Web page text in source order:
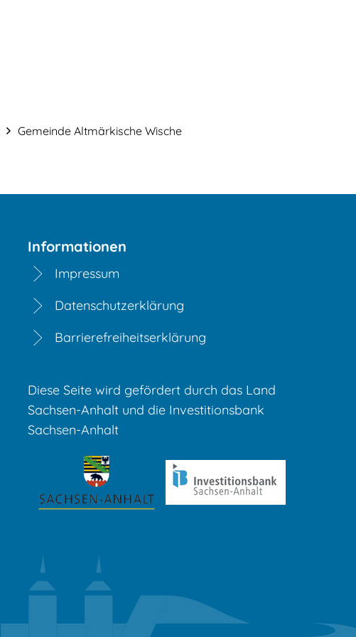
Gemeinde Altmärkische Wische
Informationen
Impressum
Datenschutzerklärung
Barrierefreiheitserklärung
Diese Seite wird gefördert durch das Land
Sachsen-Anhalt und die Investitionsbank
Sachsen-Anhalt